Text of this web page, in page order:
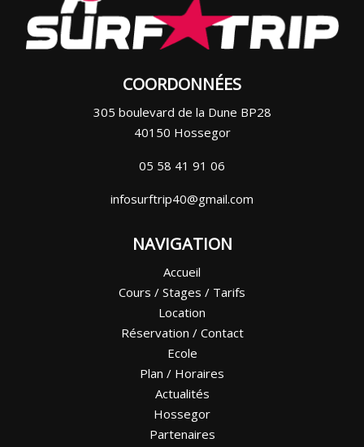
COORDONNÉES
305 boulevard de la Dune BP28
40150 Hossegor
05 58 41 91 06
infosurftrip40@gmail.com
NAVIGATION
Accueil
Cours / Stages / Tarifs
Location
Réservation / Contact
Ecole
Plan / Horaires
Actualités
Hossegor
Partenaires